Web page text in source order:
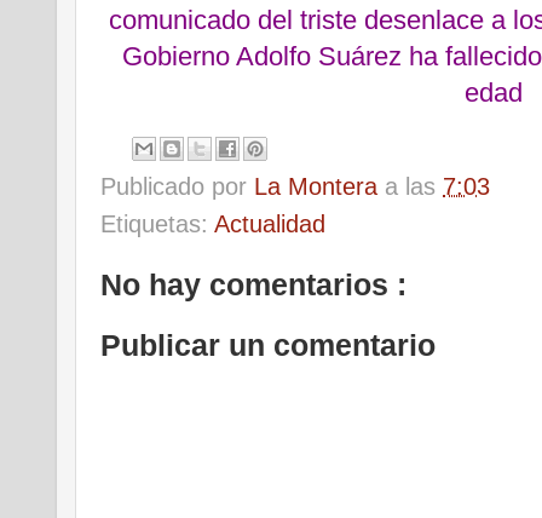
comunicado del triste desenlace a
Gobierno Adolfo Suárez ha
edad
Publicado por La Montera a las 7:03
Etiquetas: Actualidad
No hay comentarios :
Publicar un comentario